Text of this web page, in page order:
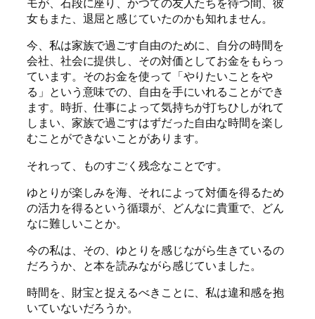
女もまた、退屈と感じていたのかも知れません。
今、私は家族で過ごす自由のために、自分の時間を
会社、社会に提供し、その対価としてお金をもらっ
ています。そのお金を使って「やりたいことをや
る」という意味での、自由を手にいれることができ
ます。時折、仕事によって気持ちが打ちひしがれて
しまい、家族で過ごすはずだった自由な時間を楽し
むことができないことがあります。
それって、ものすごく残念なことです。
ゆとりが楽しみを海、それによって対価を得るため
の活力を得るという循環が、どんなに貴重で、どん
なに難しいことか。
今の私は、その、ゆとりを感じながら生きているの
だろうか、と本を読みながら感じていました。
時間を、財宝と捉えるべきことに、私は違和感を抱
いていないだろうか。